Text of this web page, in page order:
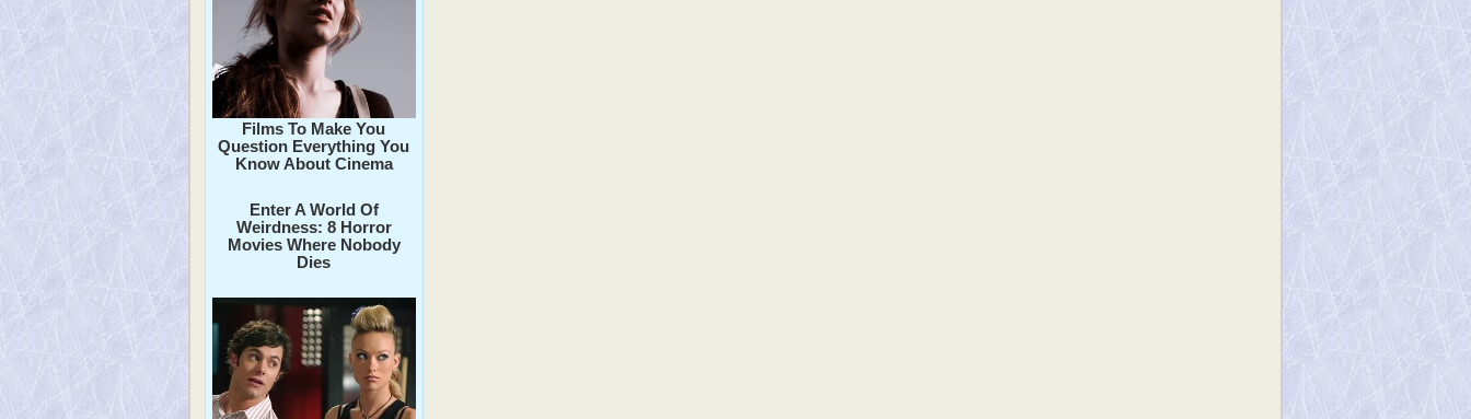
Films To Make You
Question Everything You
Know About Cinema
Enter A World Of
Weirdness: 8 Horror
Movies Where Nobody
Dies